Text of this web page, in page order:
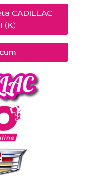
CADILLAC
(K)